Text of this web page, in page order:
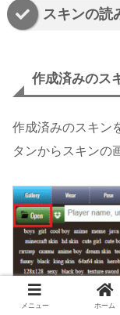
スキンの読
作成済みのス
作成済みのスキン
タンからスキンの
メニュー ホーム